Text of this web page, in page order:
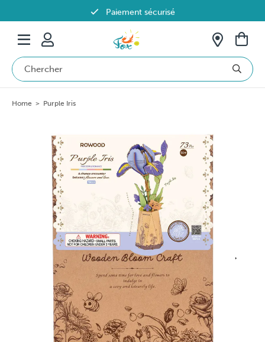
Paiement sécurisé
Livraison offerte dès 69€ en Belgique
Home > Purple Iris